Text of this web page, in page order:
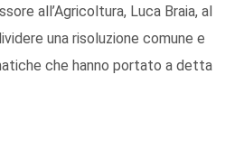
all’Agricoltura, Luca Braia, al
una risoluzione comune e
che hanno portato a detta